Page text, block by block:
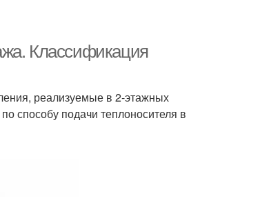
Классификация
реализуемые в 2-этажных
способу подачи теплоносителя в